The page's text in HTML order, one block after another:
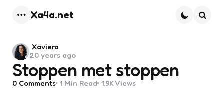
Xa4a.net
Stoppen met stoppen
Posted
by
Xaviera
20 years ago
0 Comments 1 Min Read 1.9K Views